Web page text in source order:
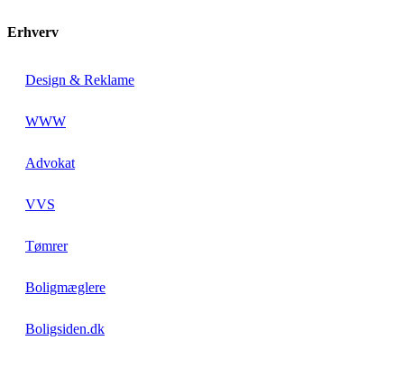
Erhverv
Design & Reklame
WWW
Advokat
VVS
Tømrer
Boligmæglere
Boligsiden.dk